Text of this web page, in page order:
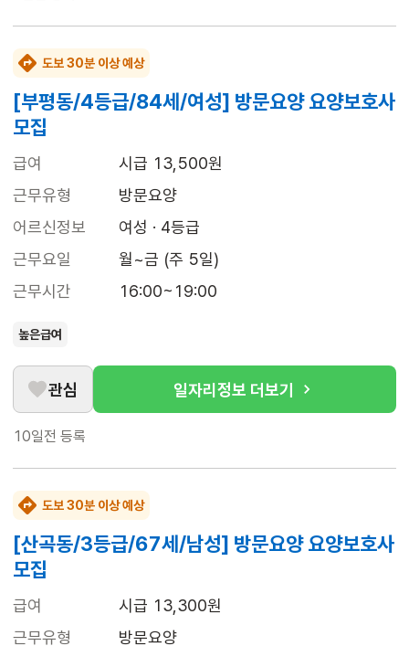
도보 30분 이상 예상
[부평동/4등급/84세/여성] 방문요양 요양보호사
모집
급여
시급 13,500원
근무유형
방문요양
어르신정보
여성 · 4등급
근무요일
월~금 (주 5일)
근무시간
16:00~19:00
높은급여
관심 일자리정보 더보기
10일전 등록
도보 30분 이상 예상
[산곡동/3등급/67세/남성] 방문요양 요양보호사
모집
급여
시급 13,300원
근무유형
방문요양